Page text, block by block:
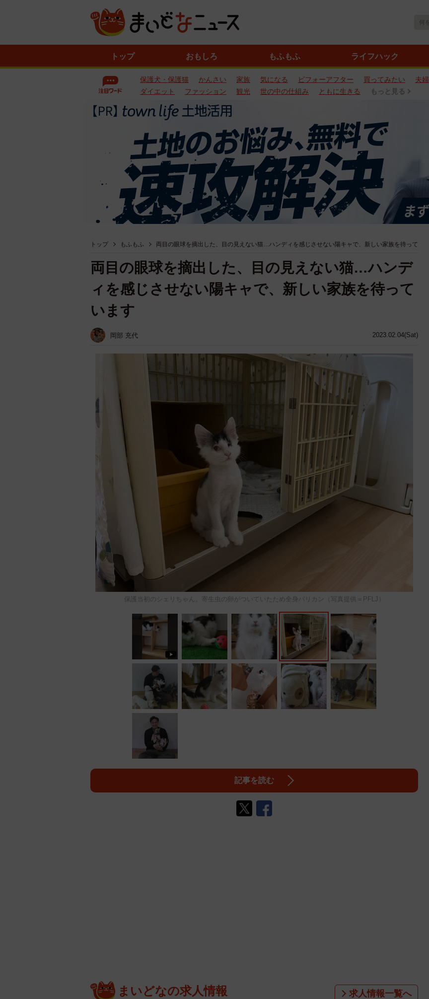
トップ おもしろ もふもふ ライフハック
保護犬・保護猫 かんさい 家族 気になる ビフォーアフター 買ってみたい 夫婦
ダイエット
ファッション 観光 世の中の仕組み ともに生きる もっと見る
トップ もふもふ 両目の眼球を摘出した、目の見えない猫…ハンディを感じさせない陽キャで、新しい家族を待って
2023.02.04(Sat)
両目の眼球を摘出した、目の見えない猫…ハンデ
ィを感じさせない陽キャで、新しい家族を待って
います
岡部 充代
保護当初のシェリちゃん。寄生虫の卵がついていたため全身バリカン（写真提供＝PFLJ）
記事を読む
まいどなの求人情報 求人情報一覧へ